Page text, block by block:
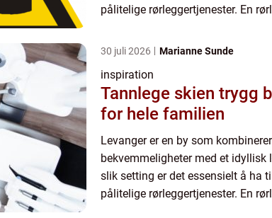
pålitelige rørleggertjenester. En
30 juli 2026 Marianne Sunde
inspiration
Tannlege skien trygg behandling
for hele familien
Levanger er en by som
bekvemmeligheter med et idyllisk
slik setting er det essensielt å ha
pålitelige rørleggertjenester. En